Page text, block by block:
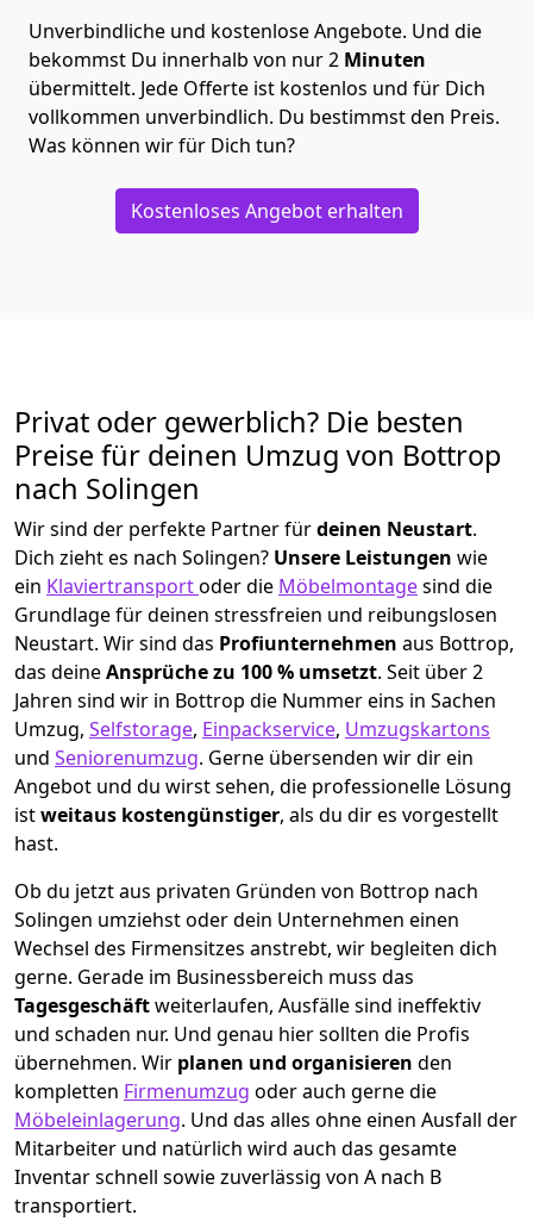
Unverbindliche und kostenlose Angebote. Und die
bekommst Du innerhalb von nur2 Minuten
übermittelt. Jede Offerte ist kostenlos und für Dich
vollkommen unverbindlich. Du bestimmst den Preis.
Was können wir für Dich tun?
Kostenloses Angebot erhalten
Privat oder gewerblich? Die besten
Preise für deinen Umzug von Bottrop
nach Solingen
Wir sind der perfekte Partner fürdeinen Neustart.
Dich zieht es nach Solingen? Unsere Leistungen wie
ein Klaviertransportoder die Möbelmontagesind die
Grundlage für deinen stressfreien und reibungslosen
Neustart. Wir sind das Profiunternehmen aus Bottrop,
das deineAnsprüche zu 100 % umsetzt. Seit über 2
Jahren sind wir in Bottrop die Nummer eins in Sachen
Umzug, Selfstorage, Einpackservice, Umzugskartons
und Seniorenumzug. Gerne übersenden wir dir ein
Angebot und du wirst sehen, die professionelle Lösung
istweitaus kostengünstiger, als du dir es vorgestellt
hast.
Ob du jetzt aus privaten Gründen von Bottrop nach
Solingen umziehst oder dein Unternehmen einen
Wechsel des Firmensitzes anstrebt, wir begleiten dich
gerne. Gerade im Businessbereich muss das
Tagesgeschäftweiterlaufen, Ausfälle sind ineffektiv
und schaden nur. Und genau hier sollten die Profis
übernehmen. Wir planen und organisieren den
kompletten Firmenumzug oder auch gerne die
Möbeleinlagerung. Und das alles ohne einen Ausfall der
Mitarbeiter und natürlich wird auch das gesamte
Inventar schnell sowie zuverlässig von A nach B
transportiert.